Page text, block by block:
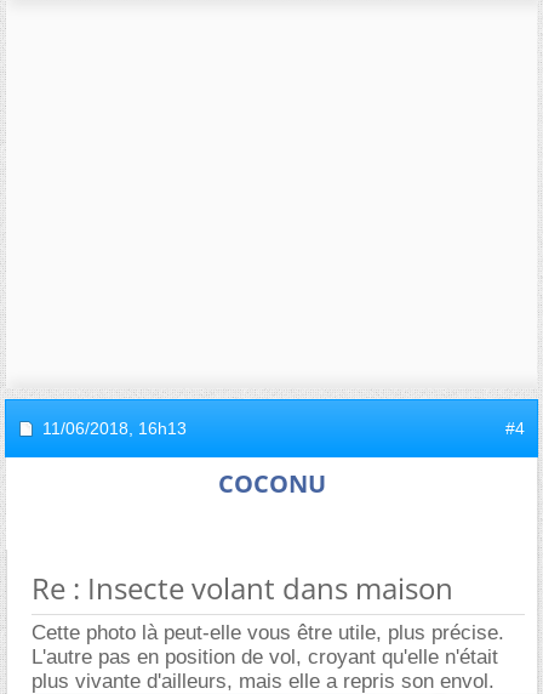
11/06/2018, 16h13 #4
COCONU
Re : Insecte volant dans maison
Cette photo là peut-elle vous être utile, plus précise.
L'autre pas en position de vol, croyant qu'elle n'était
plus vivante d'ailleurs, mais elle a repris son envol.